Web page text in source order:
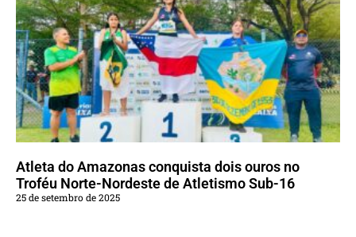
Atleta do Amazonas conquista dois ouros no
Troféu Norte-Nordeste de Atletismo Sub-16
25 de setembro de 2025